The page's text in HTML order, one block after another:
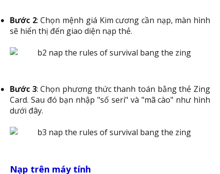
Bước 2: Chọn mệnh giá Kim cương cần nạp, màn hình
sẽ hiển thị đến giao diện nạp thẻ.
Bước 3: Chọn phương thức thanh toán bằng thẻ Zing
Card. Sau đó bạn nhập "số seri" và "mã cào" như hình
dưới đây.
Nạp trên máy tính